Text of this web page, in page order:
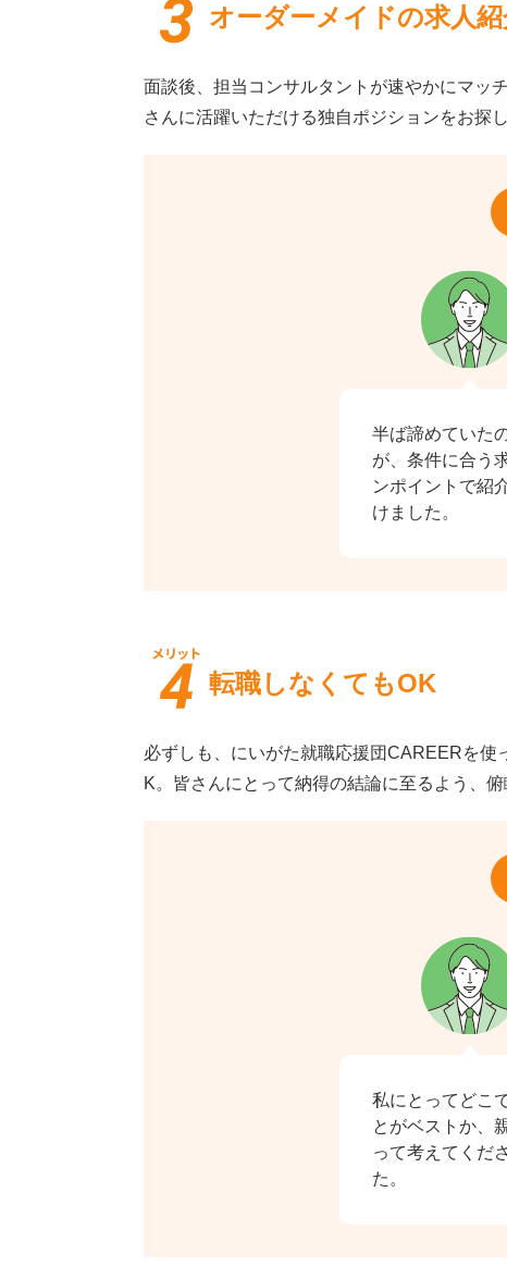
オーダーメイドの求人
面談後、担当コンサルタントが速やかにマッ
さんに活躍いただける独自ポジションをお探
半ば諦めていた
が、条件に合う
ンポイントで紹
けました。
転職しなくてもOK
必ずしも、にいがた就職応援団CAREERを
K。皆さんにとって納得の結論に至るよう、俯
私にとってどこ
とがベストか、
って考えてくだ
た。